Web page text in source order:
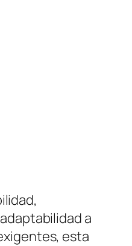
a
esta